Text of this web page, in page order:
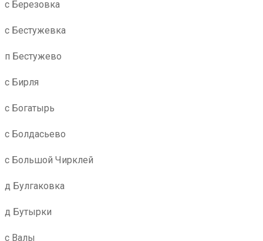
с Березовка
с Бестужевка
п Бестужево
с Бирля
с Богатырь
с Болдасьево
с Большой Чирклей
д Булгаковка
д Бутырки
с Валы